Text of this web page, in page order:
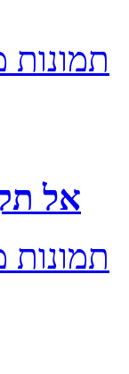
תמונות
אל
תמונות